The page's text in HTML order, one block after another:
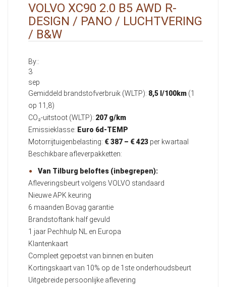
VOLVO XC90 2.0 B5 AWD R-
DESIGN / PANO / LUCHTVERING
/ B&W
By::
3
sep
Gemiddeld brandstofverbruik (WLTP): 8,5 l/100km (1
op 11,8)
CO₂-uitstoot (WLTP): 207 g/km
Emissieklasse: Euro 6d-TEMP
Motorrijtuigenbelasting: € 387 – € 423 per kwartaal
Beschikbare afleverpakketten:
Van Tilburg beloftes (inbegrepen):
Afleveringsbeurt volgens VOLVO standaard
Nieuwe APK keuring
6 maanden Bovag garantie
Brandstoftank half gevuld
1 jaar Pechhulp NL en Europa
Klantenkaart
Compleet gepoetst van binnen en buiten
Kortingskaart van 10% op de 1ste onderhoudsbeurt
Uitgebreide persoonlijke aflevering